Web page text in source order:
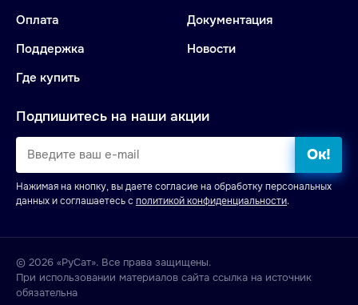
Оплата
Поддержка
Где купить
Документация
Новости
Подпишитесь на наши акции
Ок!
Нажимая на кнопку, вы даете согласие на обработку персональных
данных и соглашаетесь с политикой конфиденциальности.
© 2026 «РуСат». Все права защищены.
При использовании материалов сайта ссылка на источник
обязательна